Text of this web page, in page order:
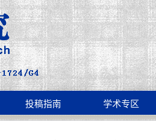
投稿指南 学术专区